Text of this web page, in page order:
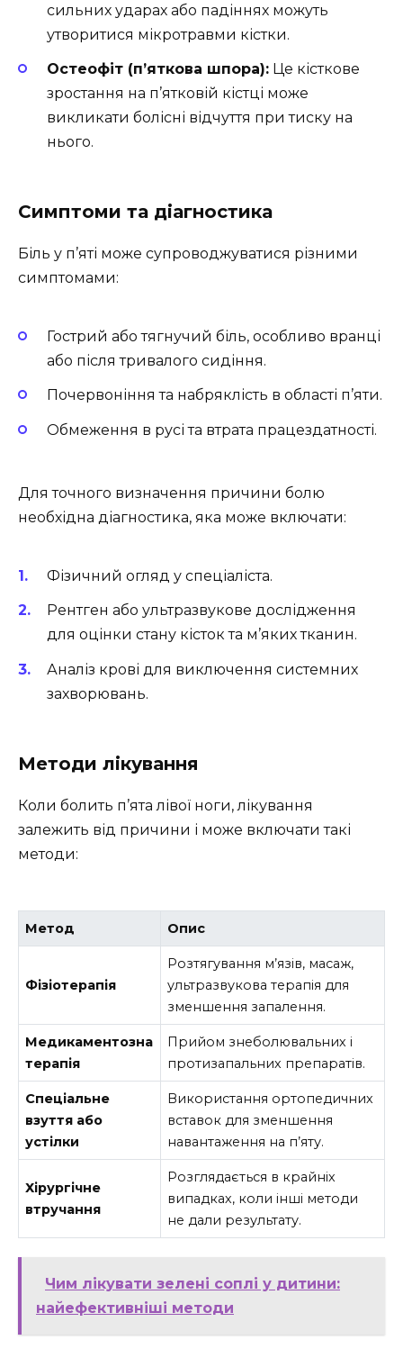
сильних ударах або падіннях можуть
утворитися мікротравми кістки.
Остеофіт (п’яткова шпора): Це кісткове
зростання на п’ятковій кістці може
викликати болісні відчуття при тиску на
нього.
Симптоми та діагностика
Біль у п’яті може супроводжуватися різними
симптомами:
Гострий або тягнучий біль, особливо вранці
або після тривалого сидіння.
Почервоніння та набряклість в області п’яти.
Обмеження в русі та втрата працездатності.
Для точного визначення причини болю
необхідна діагностика, яка може включати:
Фізичний огляд у спеціаліста.
Рентген або ультразвукове дослідження
для оцінки стану кісток та м’яких тканин.
Аналіз крові для виключення системних
захворювань.
Методи лікування
Коли болить п’ята лівої ноги, лікування
залежить від причини і може включати такі
методи:
Метод Опис
Фізіотерапія
Розтягування м’язів, масаж,
ультразвукова терапія для
зменшення запалення.
Медикаментозна
терапія
Прийом знеболювальних і
протизапальних препаратів.
Спеціальне
взуття або
устілки
Використання ортопедичних
вставок для зменшення
навантаження на п’яту.
Хірургічне
втручання
Розглядається в крайніх
випадках, коли інші методи
не дали результату.
Чим лікувати зелені соплі у дитини:
найефективніші методи